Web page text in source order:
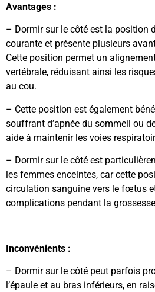
Avantages :
– Dormir sur le côté est la position
courante et présente plusieurs
Cette position permet un
vertébrale, réduisant ainsi les
au cou.
– Cette position est également
souffrant d’apnée du sommeil ou
aide à maintenir les voies
– Dormir sur le côté est
les femmes enceintes, car cette
circulation sanguine vers le fœtus
complications pendant la
Inconvénients :
– Dormir sur le côté peut parfois
l’épaule et au bras inférieurs, en